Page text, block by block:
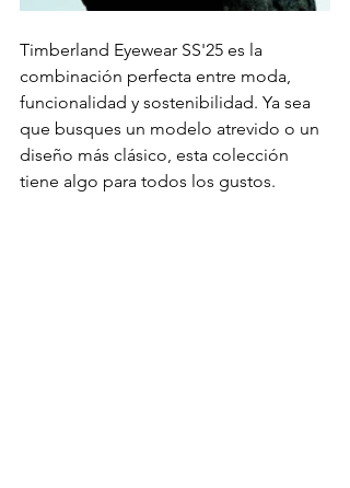
Timberland Eyewear SS'25 es la
combinación perfecta entre moda,
funcionalidad y sostenibilidad. Ya sea
que busques un modelo atrevido o un
diseño más clásico, esta colección
tiene algo para todos los gustos.